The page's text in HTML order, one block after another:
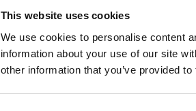
This website uses cookies
We use cookies to personalise content
information about your use of our site
other information that you’ve provided